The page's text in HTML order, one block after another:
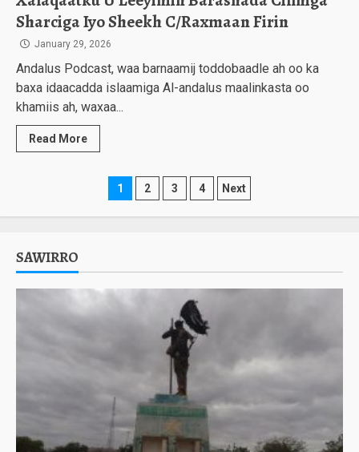
Sharciga Iyo Sheekh C/Raxmaan Firin
January 29, 2026
Andalus Podcast, waa barnaamij toddobaadle ah oo ka
baxa idaacadda islaamiga Al-andalus maalinkasta oo
khamiis ah, waxaa...
Read More
Posts
pagination
1 2 3 4 Next
SAWIRRO